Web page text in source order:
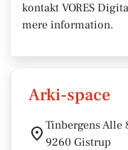
kontakt VORES
mere information.
Arki-space
Tinbergens Alle
9260 Gistrup